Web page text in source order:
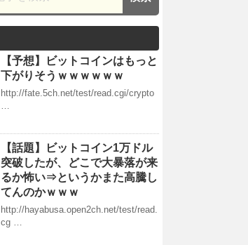
【予想】ビットコインはもっと
下がりそうｗｗｗｗｗｗ
http://fate.5ch.net/test/read.cgi/crypto
…
【話題】ビットコイン1万ドル
突破したが、どこで大暴落が来
るか怖い⇒というかまた高騰し
てんのかｗｗｗ
http://hayabusa.open2ch.net/test/read.
cg …